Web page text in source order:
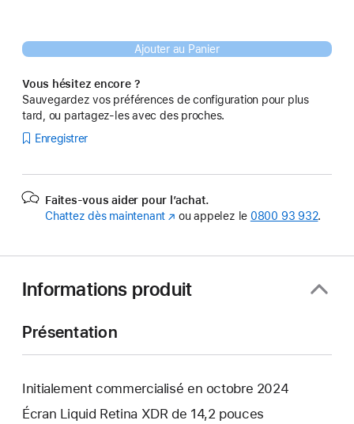
Ajouter au Panier
Vous hésitez encore ?
Sauvegardez vos préférences de configuration pour plus
tard, ou partagez-les avec des proches.
Enregistrer
Faites-vous aider pour l’achat.
Chattez dès maintenant (s’ouvre
ou appelez le 0800 93 932.
Informations produit
Présentation
Initialement commercialisé en octobre 2024
Écran Liquid Retina XDR de 14,2 pouces